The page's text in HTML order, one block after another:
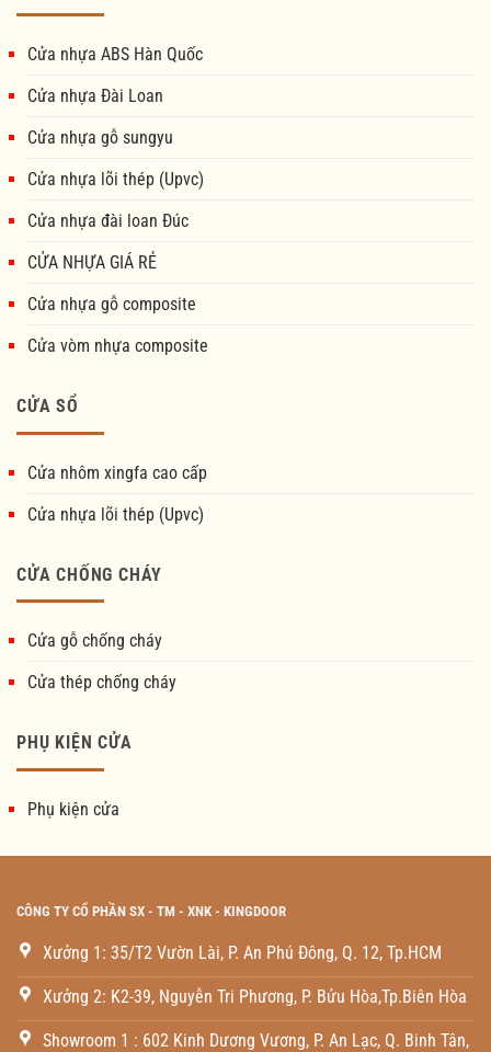
Cửa nhựa ABS Hàn Quốc
Cửa nhựa Đài Loan
Cửa nhựa gỗ sungyu
Cửa nhựa lõi thép (Upvc)
Cửa nhựa đài loan Đúc
CỬA NHỰA GIÁ RẺ
Cửa nhựa gỗ composite
Cửa vòm nhựa composite
CỬA SỔ
Cửa nhôm xingfa cao cấp
Cửa nhựa lõi thép (Upvc)
CỬA CHỐNG CHÁY
Cửa gỗ chống cháy
Cửa thép chống cháy
PHỤ KIỆN CỬA
Phụ kiện cửa
CÔNG TY CỔ PHẦN SX - TM - XNK - KINGDOOR
Xưởng 1: 35/T2 Vườn Lài, P. An Phú Đông, Q. 12, Tp.HCM
Xưởng 2: K2-39, Nguyễn Tri Phương, P. Bửu Hòa,Tp.Biên Hòa
Showroom 1 : 602 Kinh Dương Vương, P. An Lạc, Q. Binh Tân,